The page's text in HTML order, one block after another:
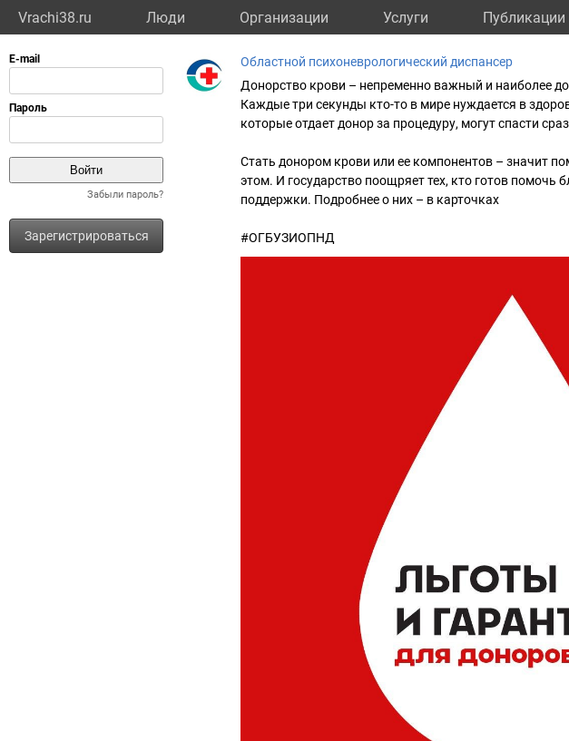
Vrachi38.ru Люди Организации Услуги Публикации
Забыли пароль?
Зарегистрироваться
Областной психоневрологический диспансер
Донорство крови – непременно важный и наиболее
Каждые три секунды кто-то в мире нуждается в
которые отдает донор за процедуру, могут спасти
Стать донором крови или ее компонентов – значит
этом. И государство поощряет тех, кто готов
поддержки. Подробнее о них – в карточках
#ОГБУЗИОПНД